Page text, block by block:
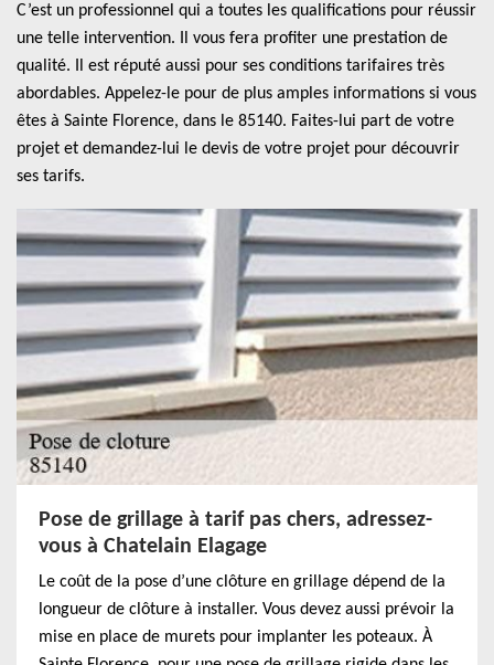
C’est un professionnel qui a toutes les qualifications pour réussir
une telle intervention. Il vous fera profiter une prestation de
qualité. Il est réputé aussi pour ses conditions tarifaires très
abordables. Appelez-le pour de plus amples informations si vous
êtes à Sainte Florence, dans le 85140. Faites-lui part de votre
projet et demandez-lui le devis de votre projet pour découvrir
ses tarifs.
Pose de grillage à tarif pas chers, adressez-
vous à Chatelain Elagage
Le coût de la pose d’une clôture en grillage dépend de la
longueur de clôture à installer. Vous devez aussi prévoir la
mise en place de murets pour implanter les poteaux. À